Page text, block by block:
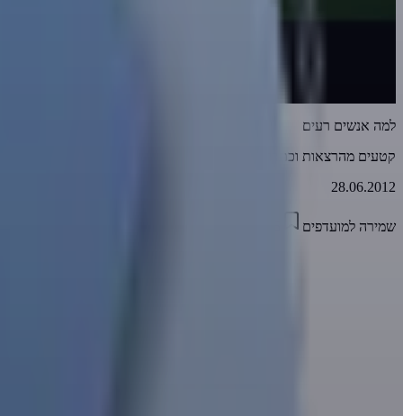
למה אנשים רעים
קטעים מהרצאות וכתבות
28.06.2012
שמירה למועדפים